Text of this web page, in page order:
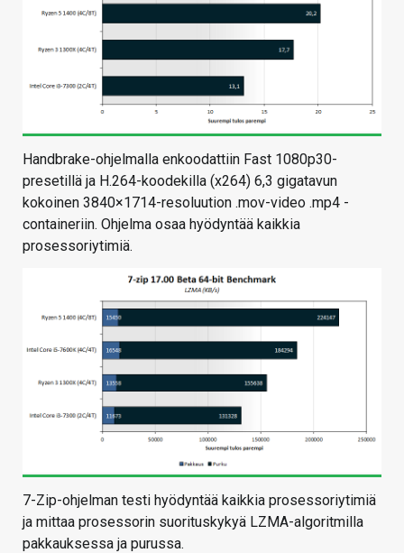
Handbrake-ohjelmalla enkoodattiin Fast 1080p30-
presetillä ja H.264-koodekilla (x264) 6,3 gigatavun
kokoinen 3840×1714-resoluution .mov-video .mp4 -
containeriin. Ohjelma osaa hyödyntää kaikkia
prosessoriytimiä.
7-Zip-ohjelman testi hyödyntää kaikkia prosessoriytimiä
ja mittaa prosessorin suorituskykyä LZMA-algoritmilla
pakkauksessa ja purussa.